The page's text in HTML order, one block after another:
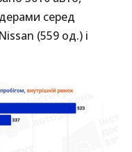
серед
(559 од.) і